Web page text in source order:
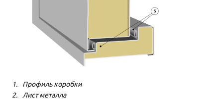
Профиль коробки
Лист металла